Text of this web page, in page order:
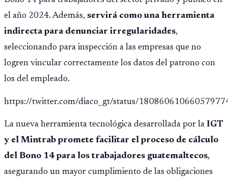
el año 2024. Además, servirá como una herramienta
indirecta para denunciar irregularidades,
seleccionando para inspección a las empresas que no
logren vincular correctamente los datos del patrono con
los del empleado.
https://twitter.com/diaco_gt/status/
La nueva herramienta tecnológica desarrollada por la IGT
y el Mintrab promete facilitar el proceso de cálculo
del Bono 14 para los trabajadores guatemaltecos,
asegurando un mayor cumplimiento de las obligaciones